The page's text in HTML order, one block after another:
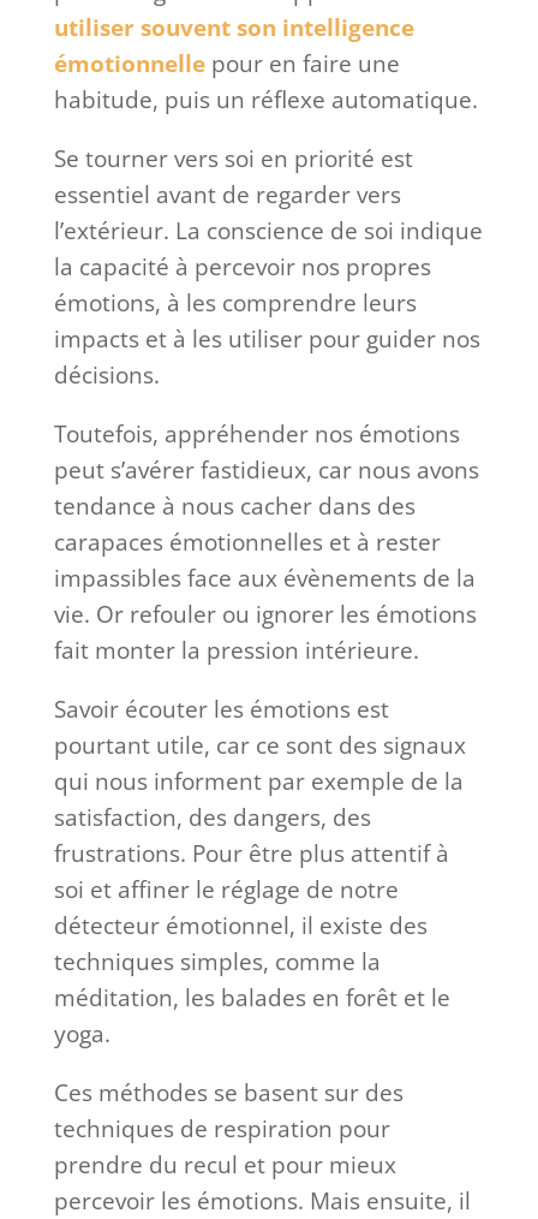
utiliser souvent son intelligence
émotionnellepour en faire une
habitude, puis un réflexe automatique.
Se tourner vers soi en priorité est
essentiel avant de regarder vers
l’extérieur. La conscience de soi indique
la capacité à percevoir nos propres
émotions, à les comprendre leurs
impacts et à les utiliser pour guider nos
décisions.
Toutefois, appréhender nos émotions
peut s’avérer fastidieux, car nous avons
tendance à nous cacher dans des
carapaces émotionnelles et à rester
impassibles face aux évènements de la
vie. Or refouler ou ignorer les émotions
fait monter la pression intérieure.
Savoir écouter les émotions est
pourtant utile, car ce sont des signaux
qui nous informent par exemple de la
satisfaction, des dangers, des
frustrations. Pour être plus attentif à
soi et affiner le réglage de notre
détecteur émotionnel, il existe des
techniques simples, comme la
méditation, les balades en forêt et le
yoga.
Ces méthodes se basent sur des
techniques de respiration pour
prendre du recul et pour mieux
percevoir les émotions. Mais ensuite, il